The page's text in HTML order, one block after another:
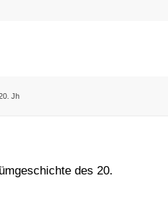
Jh
des 20.